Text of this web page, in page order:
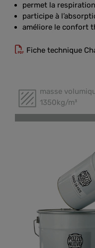
permet la
participe à
améliore le confort
Fiche technique
masse
1350kg/m³